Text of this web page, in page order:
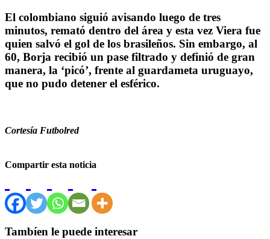
El colombiano siguió avisando luego de tres
minutos, remató dentro del área y esta vez Viera fue
quien salvó el gol de los brasileños. Sin embargo, al
60, Borja recibió un pase filtrado y definió de gran
manera, la ‘picó’, frente al guardameta uruguayo,
que no pudo detener el esférico.
Cortesía Futbolred
Compartir esta noticia
Tambíen le puede interesar